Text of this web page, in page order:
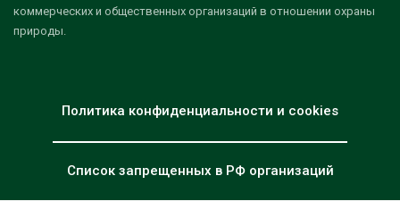
коммерческих и общественных организаций в отношении охраны
природы.
Политика конфиденциальности и cookies
Список запрещенных в РФ организаций